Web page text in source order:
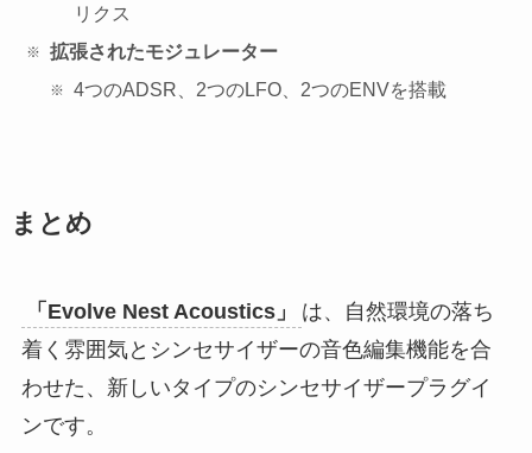
リクス
拡張されたモジュレーター
4つのADSR、2つのLFO、2つのENVを搭載
まとめ
「Evolve Nest Acoustics」
は、自然環境の落ち
着く雰囲気とシンセサイザーの音色編集機能を合
わせた、新しいタイプのシンセサイザープラグイ
ンです。